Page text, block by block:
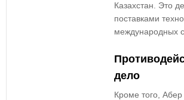
Казахстан. Это
поставками
международных
дело
Кроме того,